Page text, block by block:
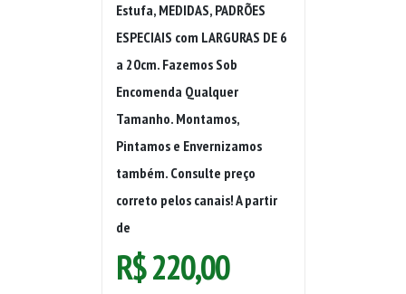
Estufa, MEDIDAS, PADRÕES
ESPECIAIS com LARGURAS DE 6
a 20cm. Fazemos Sob
Encomenda Qualquer
Tamanho. Montamos,
Pintamos e Envernizamos
também. Consulte preço
correto pelos canais! A partir
de
R$220,00